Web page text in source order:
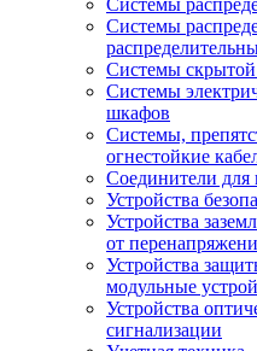
Системы
Системы
Системы
Системы
шкафов
Системы,
огнестойкие
Соединители для
Устройства
Устройства
от
Устройства
модульные
Устройства
сигнализации